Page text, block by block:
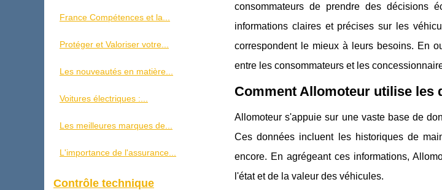
consommateurs de prendre des décisions
informations claires et précises sur les
correspondent le mieux à leurs besoins. En
entre les consommateurs et les
Comment Allomoteur utilise les
Allomoteur s'appuie sur une vaste base de
Ces données incluent les historiques de
encore. En agrégeant ces informations,
l'état et de la valeur des véhicules.
France Compétences et la...
Protéger et Valoriser votre...
Les nouveautés en matière...
Voitures électriques :...
Les meilleures marques de...
L'importance de l'assurance...
Contrôle technique